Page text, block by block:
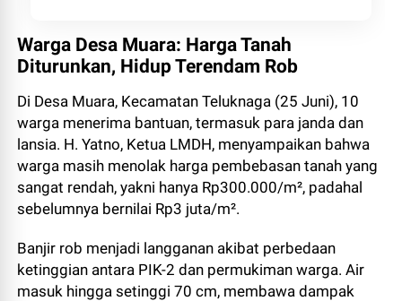
Warga Desa Muara: Harga Tanah
Diturunkan, Hidup Terendam Rob
Di Desa Muara, Kecamatan Teluknaga (25 Juni), 10
warga menerima bantuan, termasuk para janda dan
lansia. H. Yatno, Ketua LMDH, menyampaikan bahwa
warga masih menolak harga pembebasan tanah yang
sangat rendah, yakni hanya Rp300.000/m², padahal
sebelumnya bernilai Rp3 juta/m².
Banjir rob menjadi langganan akibat perbedaan
ketinggian antara PIK-2 dan permukiman warga. Air
masuk hingga setinggi 70 cm, membawa dampak